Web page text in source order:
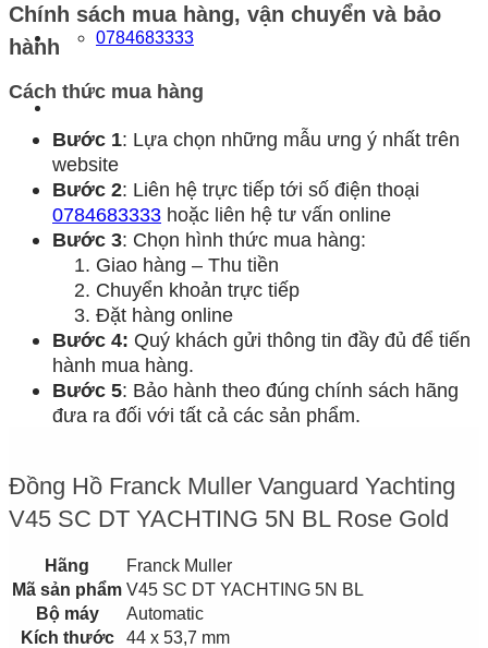
0784683333
Chính sách mua hàng, vận chuyển và bảo
hành
Cách thức mua hàng
Bước 1: Lựa chọn những mẫu ưng ý nhất trên
website
Bước 2: Liên hệ trực tiếp tới số điện thoại
0784683333 hoặc liên hệ tư vấn online
Bước 3: Chọn hình thức mua hàng:
Giao hàng – Thu tiền
Chuyển khoản trực tiếp
Đặt hàng online
Bước 4: Quý khách gửi thông tin đầy đủ để tiến
hành mua hàng.
Bước 5: Bảo hành theo đúng chính sách hãng
đưa ra đối với tất cả các sản phẩm.
Đồng Hồ Franck Muller Vanguard Yachting
V45 SC DT YACHTING 5N BL Rose Gold
Hãng
Franck Muller
Mã sản phẩm V45 SC DT YACHTING 5N BL
Bộ máy
Automatic
Kích thước
44 x 53,7 mm